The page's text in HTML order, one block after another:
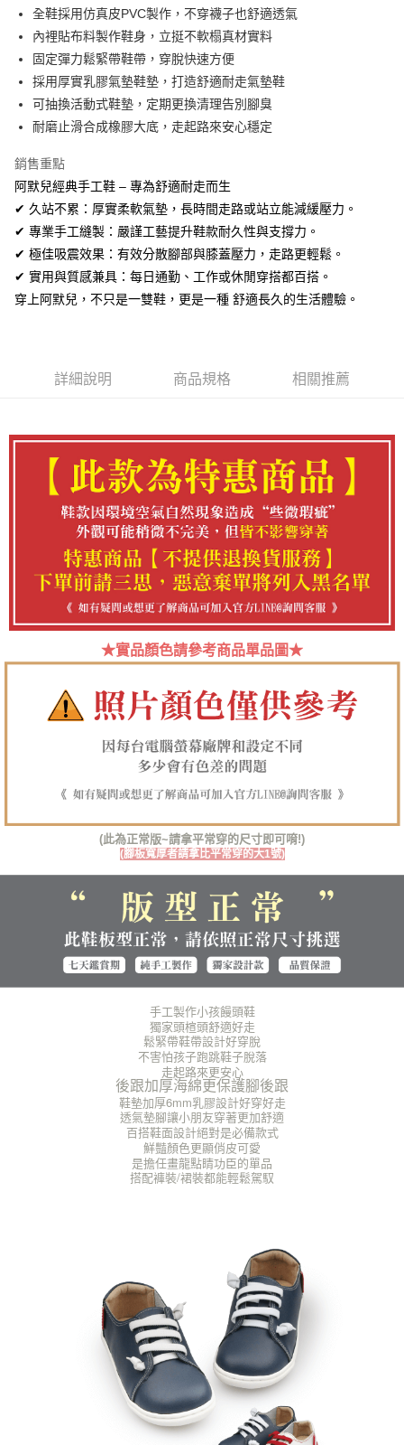
上海商業儲蓄銀行
台北富邦商業銀行
國泰世華商業銀行
兆豐國際商業銀行
臺灣中小企業銀行
台中商業銀行
匯豐（台灣）商業銀行
華泰商業銀行
聯邦商業銀行
遠東國際商業銀行
元大商業銀行
永豐商業銀行
玉山商業銀行
星展（台灣）商業銀行
台灣樂天信用卡公司
LINE Pay
Apple Pay
街口支付
相關說明
【關於「AFTEE先享後付」】
AFTEE先享後付是「在收到商品之後才付款」的支付方式。 讓您購物簡單
便利好安心！
１．簡單：不需註冊會員、不需綁卡、不需儲值。
２．便利：只要手機號碼，簡訊認證，即可結帳。
３．安心：先確認商品／服務後，再付款。
【「AFTEE先享後付」結帳流程】
３．收到繳費通知簡訊後14天內，點擊此簡訊中的連結，可透過四大超商／
ATM／網路銀行／等多元方式進行付款，方視為交易完成。
後付繳納相關費用。
是否繳費成功／繳費後需取消欲退款等相關疑問，請聯繫「AFTEE先享後付
客戶支援中心」https://netprotections.freshdesk.com/support/home
【注意事項】
１．透過由恩沛科技股份有限公司提供之「AFTEE先享後付」服務完成之交
易，需依本服務之必要範圍內提供個人資料，並將交易相關給付款項請求債
權轉讓予恩沛科技股份有限公司。
２．關於個人資料處理事宜，請瀏覽以下網址：
https://aftee.tw/terms/#terms3
３．未成年的使用者請事先徵得法定代理人或監護人之同意方可使用
「AFTEE先享後付」，若未經同意申辦者引起之損失，本公司不負相關責
４．使用「AFTEE先享後付」時，將依據個別帳號之用戶狀況，依本公司即
請求用戶進行身份認證。
５．嚴禁一人註冊多個帳號或使用他人資訊註冊。若發現惡意使用之情形，
ATM付款
運送方式
全家取貨付款
每筆NT$60，滿NT$1,380(含以上)免運費
每筆NT$60，滿NT$1,380(含以上)免運費
每筆NT$100，滿NT$1,380(含以上)免運費
郵局(離島專用)
每筆NT$125，滿NT$1,380(含以上)免運費
海外宅配（貨到付運費） 查看運費
全鞋採用仿真皮PVC製作，不穿襪子也舒適透氣
內裡貼布料製作鞋身，立挺不軟榻真材實料
固定彈力鬆緊帶鞋帶，穿脫快速方便
採用厚實乳膠氣墊鞋墊，打造舒適耐走氣墊鞋
可抽換活動式鞋墊，定期更換清理告別腳臭
耐磨止滑合成橡膠大底，走起路來安心穩定
銷售重點
阿默兒經典手工鞋 – 專為舒適耐走而生
✔ 久站不累：厚實柔軟氣墊，長時間走路或站立能減緩壓力。
✔ 專業手工縫製：嚴謹工藝提升鞋款耐久性與支撐力。
✔ 極佳吸震效果：有效分散腳部與膝蓋壓力，走路更輕鬆。
✔ 實用與質感兼具：每日通勤、工作或休閒穿搭都百搭。
穿上阿默兒，不只是一雙鞋，更是一種 舒適長久的生活體驗。
詳細說明 商品規格 相關推薦
★實品顏色請參考商品單品圖★
(此為正常版~請拿平常穿的尺寸即可唷!)
(腳板寬厚者請拿比平常穿的大1號)
手工製作小孩饅頭鞋
獨家頭楦頭舒適好走
鬆緊帶鞋帶設計好穿脫
不害怕孩子跑跳鞋子脫落
走起路來更安心
後跟加厚海綿更保護腳後跟
鞋墊加厚6mm乳膠設計好穿好走
透氣墊腳讓小朋友穿著更加舒適
百搭鞋面設計絕對是必備款式
鮮豔顏色更顯俏皮可愛
是擔任畫龍點睛功臣的單品
搭配褲裝/裙裝都能輕鬆駕馭